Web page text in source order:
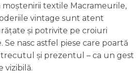
moștenirii textile Macrameurile,
vintage sunt atent
și potrivite pe croiuri
nasc astfel piese care poartă
și prezentul – ca un gest
vizibilă.